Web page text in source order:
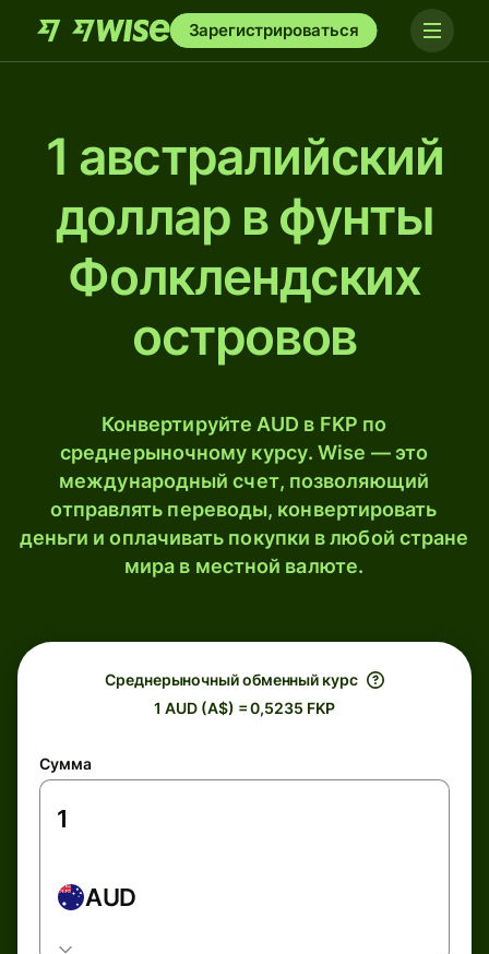
Зарегистрироваться
1 австралийский
доллар в фунты
Фолклендских
островов
Конвертируйте AUD в FKP по
среднерыночному курсу. Wise — это
международный счет, позволяющий
отправлять переводы, конвертировать
деньги и оплачивать покупки в любой стране
мира в местной валюте.
Среднерыночный обменный курс
1 AUD (A$) = 0,5235 FKP
Сумма
AUD